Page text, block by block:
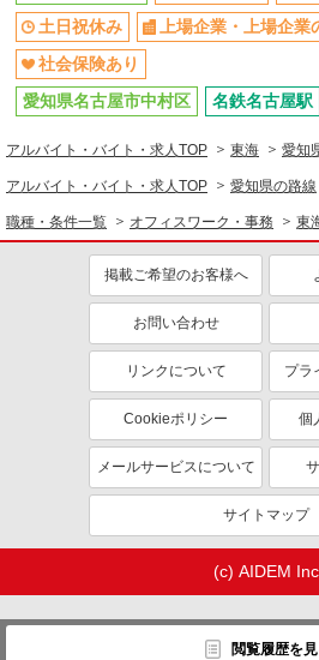
閲覧履歴を
土日祝休み
上場企業・上場企
社会保険あり
愛知県名古屋市中村区
名鉄名古屋駅
アルバイト・バイト・求人TOP 東海 愛知
アルバイト・バイト・求人TOP 愛知県の路線
職種・条件一覧 オフィスワーク・事務 東
掲載ご希望のお客様へ
お問い合わせ
リンクについて プラ
Cookieポリシー 個
メールサービスについて
サイトマップ
(c) AIDEM Inc.